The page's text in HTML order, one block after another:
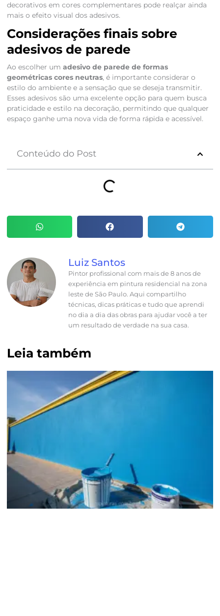
decorativos em cores complementares pode realçar ainda
mais o efeito visual dos adesivos.
Considerações finais sobre
adesivos de parede
Ao escolher um adesivo de parede de formas
geométricas cores neutras, é importante considerar o
estilo do ambiente e a sensação que se deseja transmitir.
Esses adesivos são uma excelente opção para quem busca
praticidade e estilo na decoração, permitindo que qualquer
espaço ganhe uma nova vida de forma rápida e acessível.
Conteúdo do Post
Luiz Santos
Pintor profissional com mais de 8 anos de
experiência em pintura residencial na zona
leste de São Paulo. Aqui compartilho
técnicas, dicas práticas e tudo que aprendi
no dia a dia das obras para ajudar você a ter
um resultado de verdade na sua casa.
Leia também